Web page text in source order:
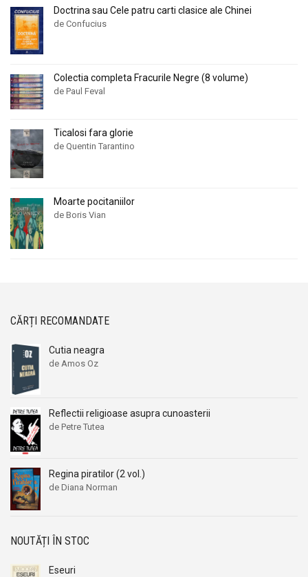
Doctrina sau Cele patru carti clasice ale Chinei
de Confucius
Colectia completa Fracurile Negre (8 volume)
de Paul Feval
Ticalosi fara glorie
de Quentin Tarantino
Moarte pocitaniilor
de Boris Vian
CĂRȚI RECOMANDATE
Cutia neagra
de Amos Oz
Reflectii religioase asupra cunoasterii
de Petre Tutea
Regina piratilor (2 vol.)
de Diana Norman
NOUTĂȚI ÎN STOC
Eseuri